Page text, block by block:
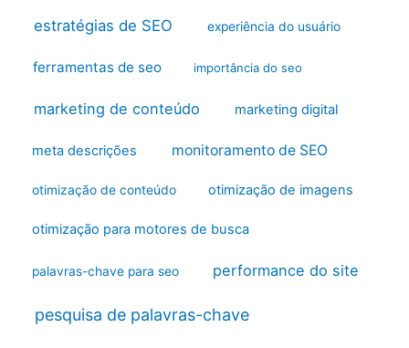
estratégias de SEO experiência do usuário
ferramentas de seo importância do seo
marketing de conteúdo marketing digital
meta descrições monitoramento de SEO
otimização de conteúdo otimização de imagens
otimização para motores de busca
palavras-chave para seo performance do site
pesquisa de palavras-chave